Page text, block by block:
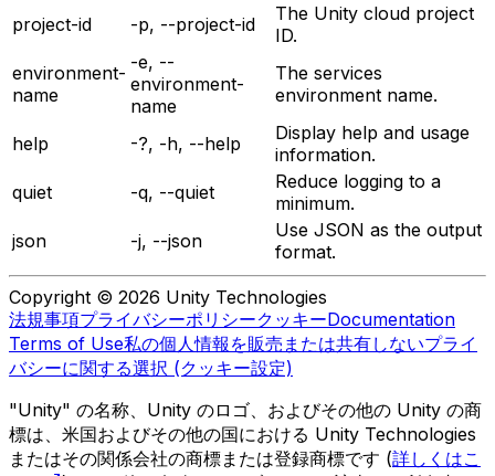
project-id
-p, --project-id
The Unity cloud project
ID.
environment-
name
-e, --
environment-
name
The services
environment name.
help -?, -h, --help
Display help and usage
information.
quiet
-q, --quiet
Reduce logging to a
minimum.
json
-j, --json
Use JSON as the output
format.
Copyright © 2026 Unity Technologies
法規事項プライバシーポリシークッキーDocumentation
Terms of Use私の個人情報を販売または共有しないプライ
バシーに関する選択 (クッキー設定)
"Unity" の名称、Unity のロゴ、およびその他の Unity の商
標は、米国およびその他の国における Unity Technologies
またはその関係会社の商標または登録商標です (詳しくはこ